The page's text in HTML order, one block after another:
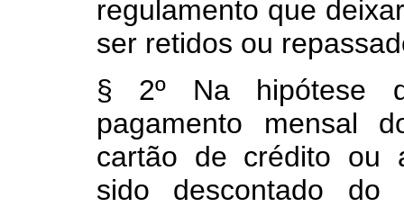
regulamento que
ser retidos ou
§ 2º Na hipótese
pagamento mensal
cartão de crédito ou
sido descontado